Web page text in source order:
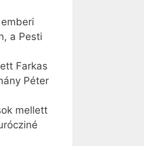
a Pesti
Farkas
Péter
mellett